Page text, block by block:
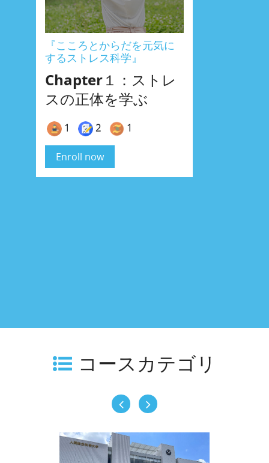
『こころとからだを元気に
するストレス科学』
Chapter１：ストレ
スの正体を学ぶ
1 2 1
Enroll now
コースカテゴリ